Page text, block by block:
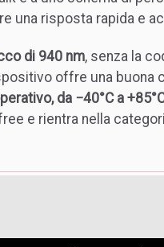
una risposta rapida e
di 940 nm, senza la
offre una buona
da −40°C a
e rientra nella